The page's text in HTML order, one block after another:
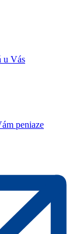
u Vás
peniaze